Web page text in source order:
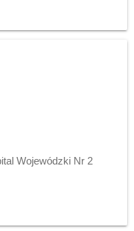
Wojewódzki Nr 2